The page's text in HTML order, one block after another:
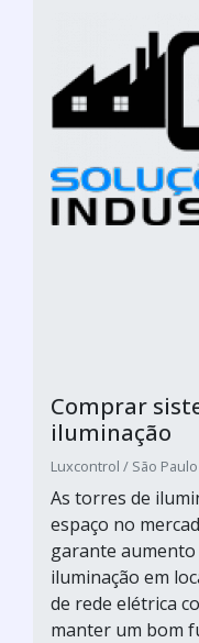
Comprar
iluminação
Luxcontrol / São Paulo
As torres de
espaço no
garante
iluminação em
de rede elétrica
manter um bom